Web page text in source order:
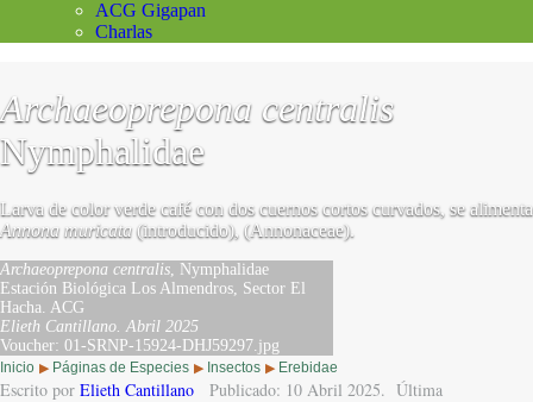
ACG Gigapan
Charlas
Archaeoprepona centralis
Nymphalidae
Larva de color verde café con dos cuernos cortos curvados, se alimenta
Annona muricata (introducido), (Annonaceae).
Archaeoprepona centralis , Nymphalidae
Estación Biológica Los Almendros, Sector El
Hacha. ACG
Elieth Cantillano. Abril 2025
Voucher: 01-SRNP-15924-DHJ59297.jpg
Inicio ▶ Páginas de Especies ▶ Insectos ▶ Erebidae
Escrito por Elieth Cantillano Publicado: 10 Abril 2025. Última